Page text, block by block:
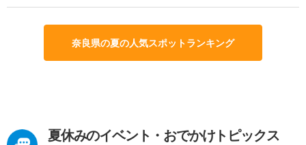
奈良県の夏の人気スポットランキング
夏休みのイベント・おでかけトピックス